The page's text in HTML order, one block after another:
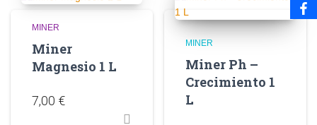
MINER
Miner
Magnesio 1 L
7,00 €
MINER
Miner Ph –
Crecimiento 1
L